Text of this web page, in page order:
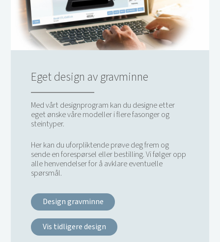
Eget design av gravminne
Med vårt designprogram kan du designe etter
eget ønske våre modeller i flere fasonger og
steintyper.
Her kan du uforpliktende prøve deg frem og
sende en forespørsel eller bestilling. Vi følger opp
alle henvendelser for å avklare eventuelle
spørsmål.
Design gravminne
Vis tidligere design